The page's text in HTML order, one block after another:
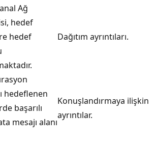
Ağ
hedef
hedef
Dağıtım ayrıntıları.
hedeflenen
başarılı
mesajı alanı
Konuşlandırmaya ilişkin
ayrıntılar.